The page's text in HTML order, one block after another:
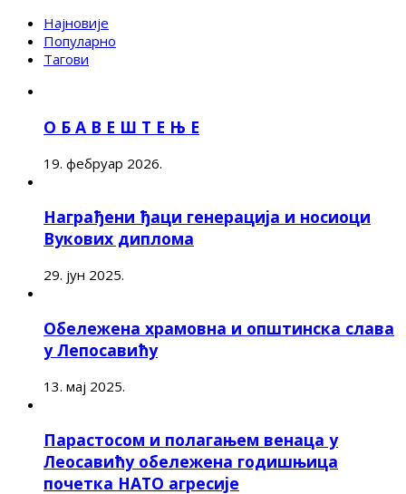
Најновије
Популарно
Тагови
О Б А В Е Ш Т Е Њ Е
19. фебруар 2026.
Награђени ђаци генерација и носиоци
Вукових диплома
29. јун 2025.
Обележена храмовна и општинска слава
у Лепосавићу
13. мај 2025.
Парастосом и полагањем венаца у
Леосавићу обележена годишњица
почетка НАТО агресије